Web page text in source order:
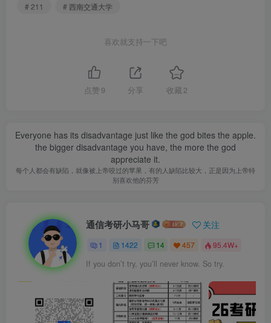
公众号【通信考研小马哥】回复:[西南交大]获取完整版重点
分析
02
# 211
# 西南交通大学
喜欢就支持一下吧
点赞 9 分享 收藏 2
Everyone has its disadvantage just like the god bites the apple.
the bigger disadvantage you have, the more the god
appreciate it.
每个人都会有缺陷，就像被上帝咬过的苹果，有的人缺陷比较大，正是因为上帝特
别喜欢他的芬芳
通信考研小马哥 关注
1 1422 14 457 95.4W+
If you don’t try, you’ll never know. So try.